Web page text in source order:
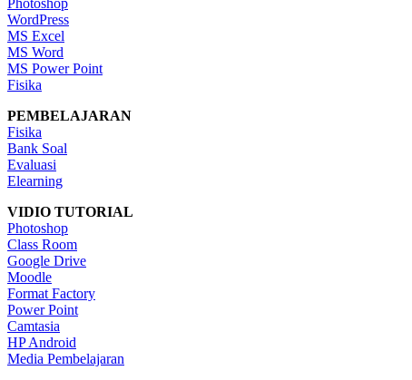
Photoshop
WordPress
MS Excel
MS Word
MS Power Point
Fisika
PEMBELAJARAN
Fisika
Bank Soal
Evaluasi
Elearning
VIDIO TUTORIAL
Photoshop
Class Room
Google Drive
Moodle
Format Factory
Power Point
Camtasia
HP Android
Media Pembelajaran